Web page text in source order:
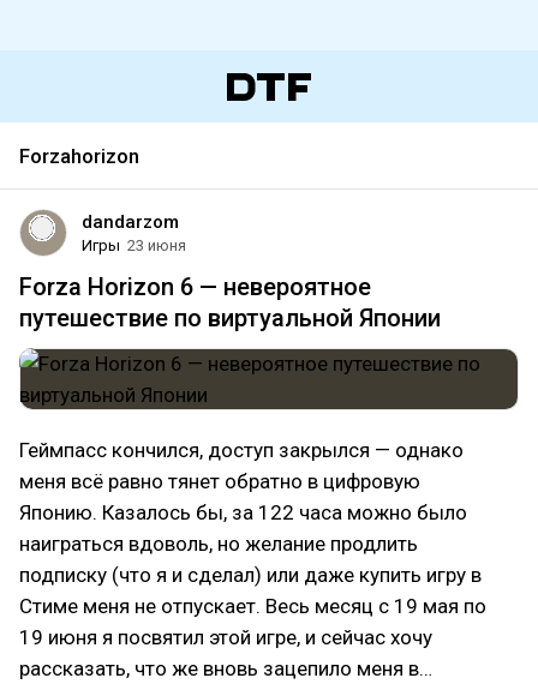
Forzahorizon
dandarzom
Игры 23 июня
Forza Horizon 6 — невероятное
путешествие по виртуальной Японии
Геймпасс кончился, доступ закрылся — однако
меня всё равно тянет обратно в цифровую
Японию. Казалось бы, за 122 часа можно было
наиграться вдоволь, но желание продлить
подписку (что я и сделал) или даже купить игру в
Стиме меня не отпускает. Весь месяц с 19 мая по
19 июня я посвятил этой игре, и сейчас хочу
рассказать, что же вновь зацепило меня в…